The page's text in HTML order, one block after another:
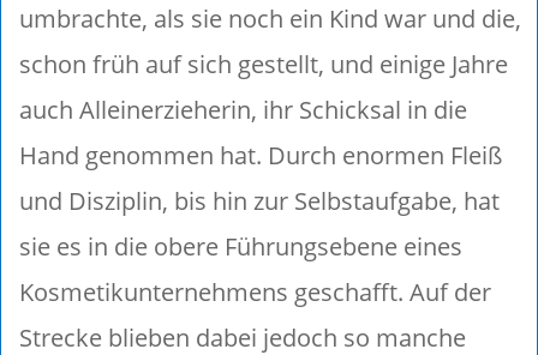
umbrachte, als sie noch ein Kind war und die,
schon früh auf sich gestellt, und einige Jahre
auch Alleinerzieherin, ihr Schicksal in die
Hand genommen hat. Durch enormen Fleiß
und Disziplin, bis hin zur Selbstaufgabe, hat
sie es in die obere Führungsebene eines
Kosmetikunternehmens geschafft. Auf der
Strecke blieben dabei jedoch so manche